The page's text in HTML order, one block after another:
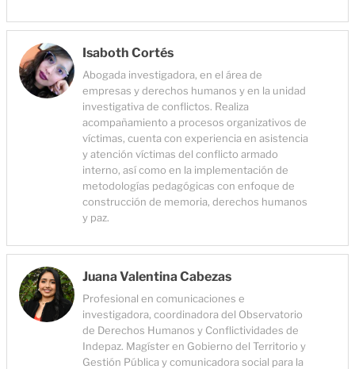
Isaboth Cortés
Abogada investigadora, en el área de
empresas y derechos humanos y en la unidad
investigativa de conflictos. Realiza
acompañamiento a procesos organizativos de
víctimas, cuenta con experiencia en asistencia
y atención víctimas del conflicto armado
interno, así como en la implementación de
metodologías pedagógicas con enfoque de
construcción de memoria, derechos humanos
y paz.
Juana Valentina Cabezas
Profesional en comunicaciones e
investigadora, coordinadora del Observatorio
de Derechos Humanos y Conflictividades de
Indepaz. Magíster en Gobierno del Territorio y
Gestión Pública y comunicadora social para la